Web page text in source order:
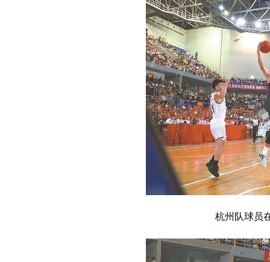
杭州队球员